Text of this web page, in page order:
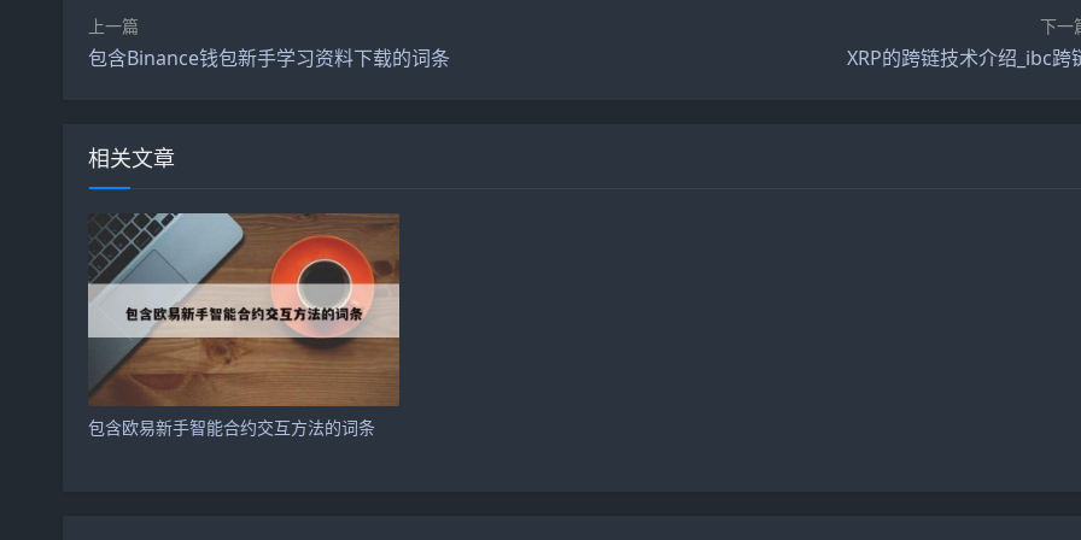
上一篇
包含Binance钱包新手学习资料下载的词条
下一
XRP的跨链技术介绍_ibc跨
相关文章
包含欧易新手智能合约交互方法的词条